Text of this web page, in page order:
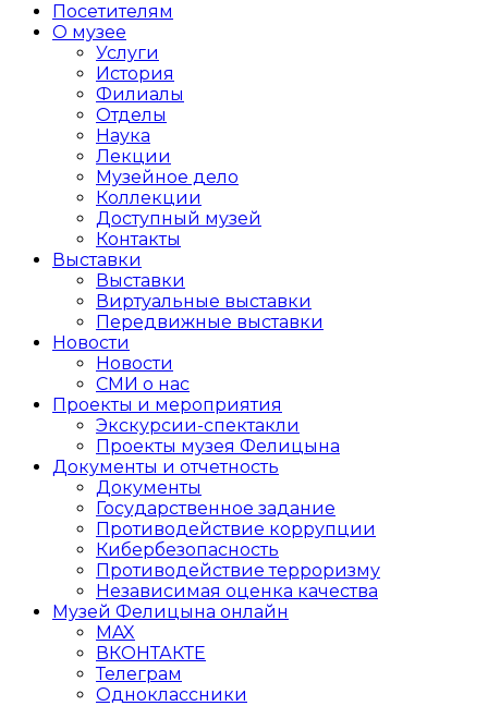
Посетителям
О музее
Услуги
История
Филиалы
Отделы
Наука
Лекции
Музейное дело
Коллекции
Доступный музей
Контакты
Выставки
Выставки
Виртуальные выставки
Передвижные выставки
Новости
Новости
СМИ о нас
Проекты и мероприятия
Экскурсии-спектакли
Проекты музея Фелицына
Документы и отчетность
Документы
Государственное задание
Противодействие коррупции
Кибер­безопасность
Противодействие терроризму
Независимая оценка качества
Музей Фелицына онлайн
MAX
ВКОНТАКТЕ
Телеграм
Одноклассники